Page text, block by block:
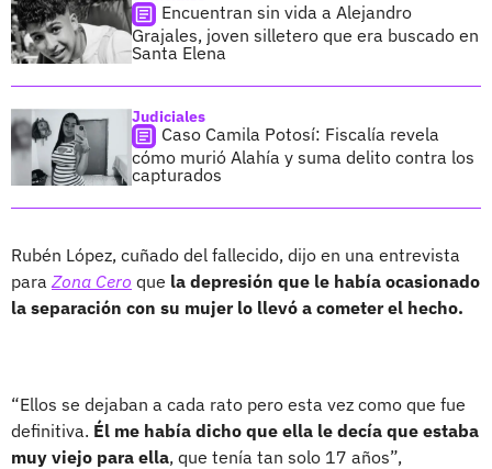
Encuentran sin vida a Alejandro
Grajales, joven silletero que era buscado en
Santa Elena
Judiciales
Caso Camila Potosí: Fiscalía revela
cómo murió Alahía y suma delito contra los
capturados
Rubén López, cuñado del fallecido, dijo en una entrevista
para Zona Cero que la depresión que le había ocasionado
la separación con su mujer lo llevó a cometer el hecho.
“Ellos se dejaban a cada rato pero esta vez como que fue
definitiva. Él me había dicho que ella le decía que estaba
muy viejo para ella, que tenía tan solo 17 años”,